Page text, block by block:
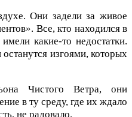
Они задели за живое
Все, кто находился в
какие-то недостатки.
изгоями, которых
Чистого Ветра, они
в ту среду, где их ждало
не радовало.